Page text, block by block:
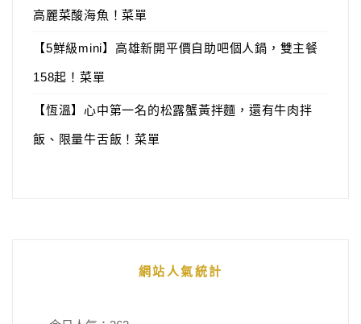
高麗菜酸海魚！菜單
【5鮮級mini】高雄新開平價自助吧個人鍋，雙主餐
158起！菜單
【恆溫】心中第一名的松露蟹黃拌麵，還有牛肉拌
飯、限量牛舌飯！菜單
網站人氣統計